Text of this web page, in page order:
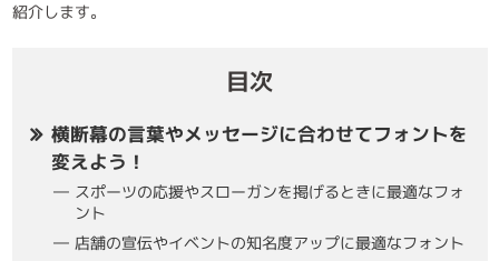
紹介します。
目次
横断幕の言葉やメッセージに合わせてフォントを
変えよう！
スポーツの応援やスローガンを掲げるときに最適なフォ
ント
店舗の宣伝やイベントの知名度アップに最適なフォント